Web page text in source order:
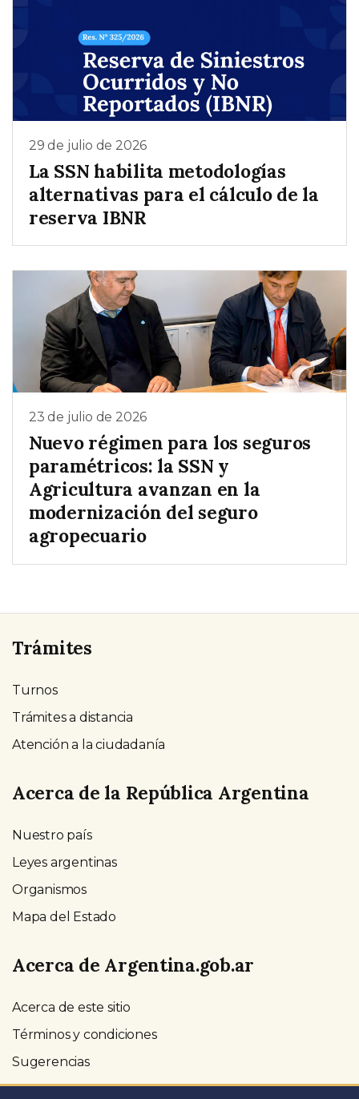
29 de julio de 2026
La SSN habilita metodologías
alternativas para el cálculo de la
reserva IBNR
23 de julio de 2026
Nuevo régimen para los seguros
paramétricos: la SSN y
Agricultura avanzan en la
modernización del seguro
agropecuario
Trámites
Turnos
Trámites a distancia
Atención a la ciudadanía
Acerca de la República Argentina
Nuestro país
Leyes argentinas
Organismos
Mapa del Estado
Acerca de Argentina.gob.ar
Acerca de este sitio
Términos y condiciones
Sugerencias